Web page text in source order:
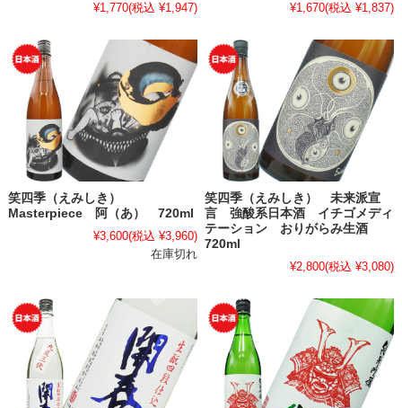
¥1,770(税込 ¥1,947)
¥1,670(税込 ¥1,837)
笑四季（えみしき）
Masterpiece 阿（あ） 720ml
¥3,600(税込 ¥3,960)
在庫切れ
笑四季（えみしき） 未来派宣
言 強酸系日本酒 イチゴメディ
テーション おりがらみ生酒
720ml
¥2,800(税込 ¥3,080)